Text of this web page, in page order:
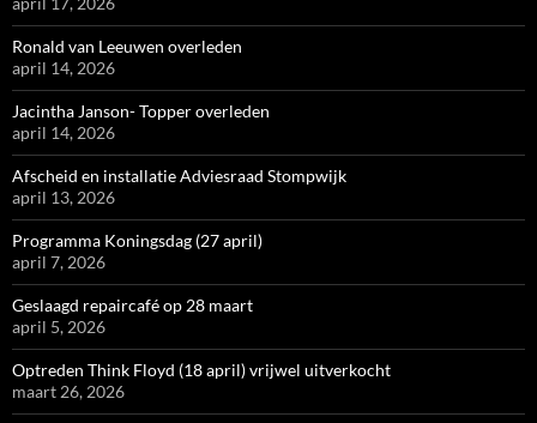
Ronald van Leeuwen overleden
april 14, 2026
Jacintha Janson- Topper overleden
april 14, 2026
Afscheid en installatie Adviesraad Stompwijk
april 13, 2026
Programma Koningsdag (27 april)
april 7, 2026
Geslaagd repaircafé op 28 maart
april 5, 2026
Optreden Think Floyd (18 april) vrijwel uitverkocht
maart 26, 2026